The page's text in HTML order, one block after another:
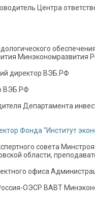
Центра
Минэкономразвития
директор ВЭБ.РФ
ВЭБ.РФ
Департамента
Фонда "Институт
совета
области,
офиса
ОЭСР ВАВТ